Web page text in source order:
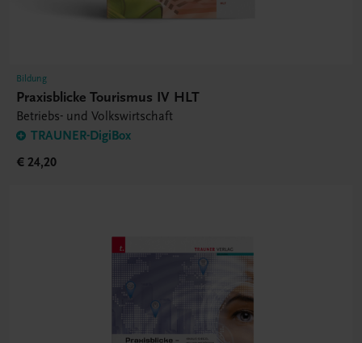
Bildung
Praxisblicke Tourismus IV HLT
Betriebs- und Volkswirtschaft
TRAUNER-DigiBox
€ 24,20